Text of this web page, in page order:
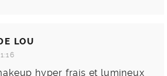
LOU
hyper frais et lumineux